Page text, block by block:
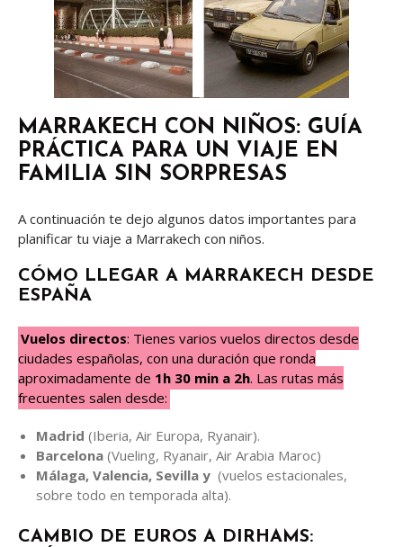
MARRAKECH CON NIÑOS: GUÍA
PRÁCTICA PARA UN VIAJE EN
FAMILIA SIN SORPRESAS
A continuación te dejo algunos datos importantes para
planificar tu viaje a Marrakech con niños.
CÓMO LLEGAR A MARRAKECH DESDE
ESPAÑA
Vuelos directos: Tienes varios vuelos directos desde
ciudades españolas, con una duración que ronda
aproximadamente de 1h 30 min a 2h. Las rutas más
frecuentes salen desde:
Madrid (Iberia, Air Europa, Ryanair).
Barcelona (Vueling, Ryanair, Air Arabia Maroc)
Málaga, Valencia, Sevilla y (vuelos estacionales,
sobre todo en temporada alta).
CAMBIO DE EUROS A DIRHAMS: